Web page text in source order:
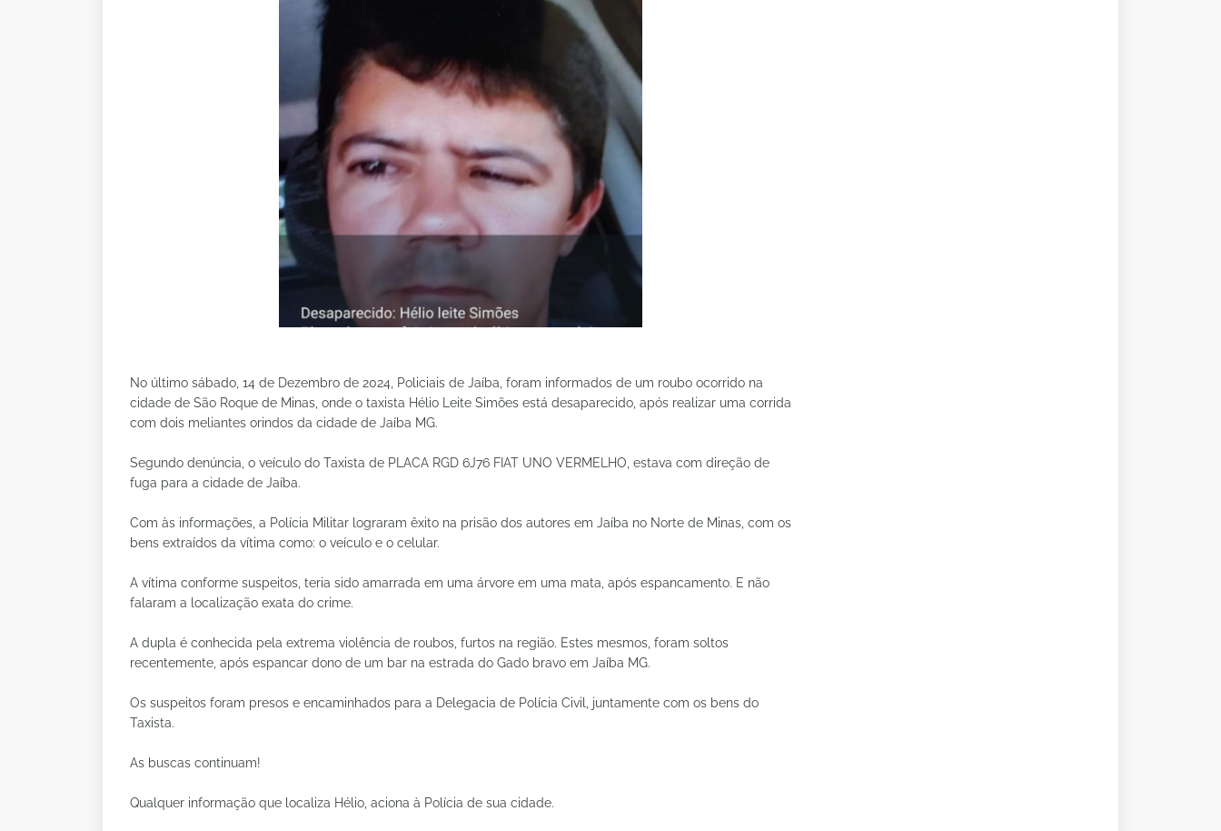
No último sábado, 14 de Dezembro de 2024, Policiais de Jaíba, foram informados de um roubo ocorrido na
cidade de São Roque de Minas, onde o taxista Hélio Leite Simões está desaparecido, após realizar uma corrida
com dois meliantes orindos da cidade de Jaíba MG.
Segundo denúncia, o veículo do Taxista de PLACA RGD 6J76 FIAT UNO VERMELHO, estava com direção de
fuga para a cidade de Jaíba.
Com às informações, a Polícia Militar lograram êxito na prisão dos autores em Jaíba no Norte de Minas, com os
bens extraídos da vítima como: o veículo e o celular.
A vítima conforme suspeitos, teria sido amarrada em uma árvore em uma mata, após espancamento. E não
falaram a localização exata do crime.
A dupla é conhecida pela extrema violência de roubos, furtos na região. Estes mesmos, foram soltos
recentemente, após espancar dono de um bar na estrada do Gado bravo em Jaíba MG.
Os suspeitos foram presos e encaminhados para a Delegacia de Polícia Civil, juntamente com os bens do
Taxista.
As buscas continuam!
Qualquer informação que localiza Hélio, aciona à Polícia de sua cidade.